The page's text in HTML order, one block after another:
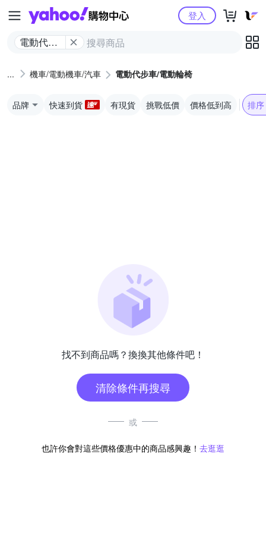
Yahoo購物中心
電動代步
椅
登入
機車/電動機車/汽車 電動代步車/電動輪椅
品牌 快速到貨 有現貨 挑戰低價 價格低到高 排序
找不到商品嗎？換換其他條件吧！
清除條件再搜尋
或
也許你會對這些價格優惠中的商品感興趣！ 去逛逛